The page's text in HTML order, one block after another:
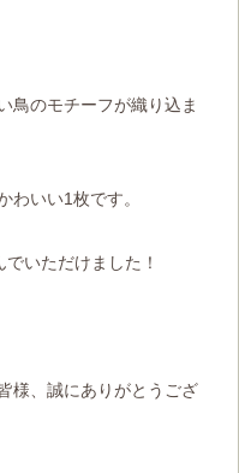
鳥のモチーフが織り込ま
わいい1枚です。
いただけました！
様、誠にありがとうござ